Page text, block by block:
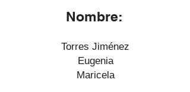
Nombre:
Torres Jiménez
Eugenia
Maricela